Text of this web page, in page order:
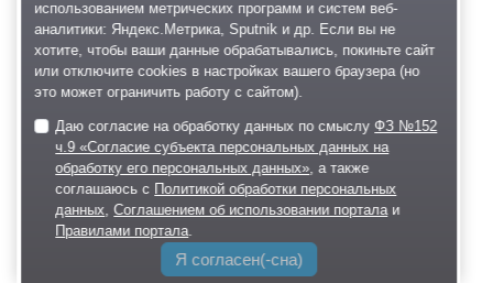
pravdist
Одинцово с 1975г, ул.Ново-
Спортивная д.6
на сайте 27.07.2026 02:30
использованием метрических программ и систем веб-
аналитики: Яндекс.Метрика, Sputnik и др. Если вы не
хотите, чтобы ваши данные обрабатывались, покиньте сайт
или отключите cookies в настройках вашего браузера (но
это может ограничить работу с сайтом).
Даю согласие на обработку данных по смыслуФЗ №152
ч.9 «Согласие субъекта персональных данных на
обработку его персональных данных», а также
соглашаюсь с Политикой обработки персональных
данных ,Соглашением об использовании портала и
Правилами портала
Я согласен(-сна)